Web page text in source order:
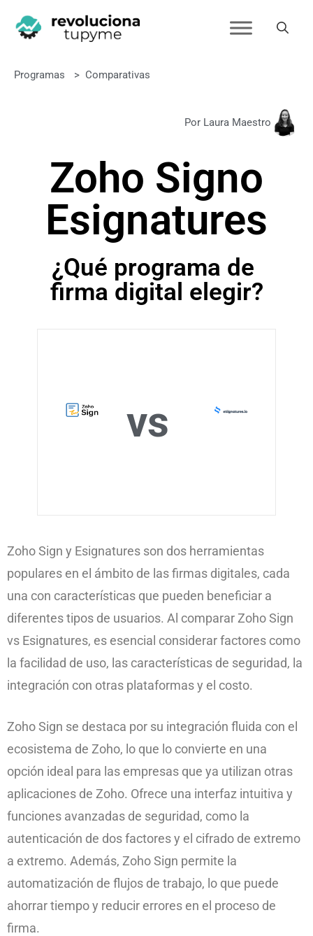
Programas > Comparativas
Por Laura Maestro
Zoho Signo
Esignatures
¿Qué programa de
firma digital elegir?
vs
Zoho Sign y Esignatures son dos herramientas
populares en el ámbito de las firmas digitales, cada
una con características que pueden beneficiar a
diferentes tipos de usuarios. Al comparar Zoho Sign
vs Esignatures, es esencial considerar factores como
la facilidad de uso, las características de seguridad, la
integración con otras plataformas y el costo.
Zoho Sign se destaca por su integración fluida con el
ecosistema de Zoho, lo que lo convierte en una
opción ideal para las empresas que ya utilizan otras
aplicaciones de Zoho. Ofrece una interfaz intuitiva y
funciones avanzadas de seguridad, como la
autenticación de dos factores y el cifrado de extremo
a extremo. Además, Zoho Sign permite la
automatización de flujos de trabajo, lo que puede
ahorrar tiempo y reducir errores en el proceso de
firma.